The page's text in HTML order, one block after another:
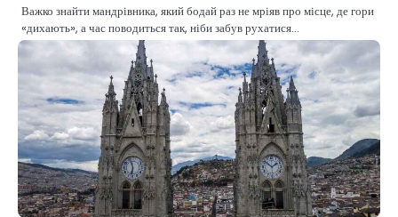
Важко знайти мандрівника, який бодай раз не мріяв про місце, де гори
«дихають», а час поводиться так, ніби забув рухатися…